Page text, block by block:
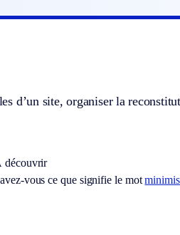
d’un site, organiser la
découvrir
vous ce que signifie le mot